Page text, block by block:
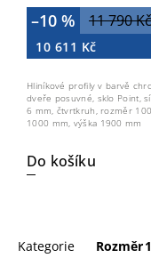
11 790 Kč
–10 %
10 611 Kč
Do košíku
Hliníkové profily v barvě
dveře posuvné, sklo Point,
6 mm, čtvrtkruh, rozměr
1000 mm, výška 1900 mm
Kategorie Rozměr